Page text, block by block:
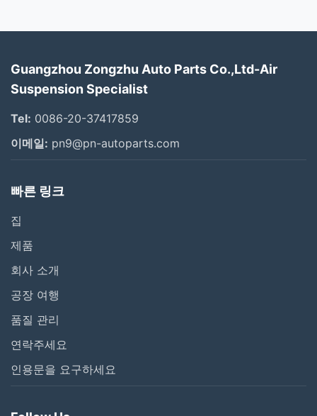
Guangzhou Zongzhu Auto Parts Co.,Ltd-Air
Suspension Specialist
Tel: 0086-20-37417859
이메일: pn9@pn-autoparts.com
빠른 링크
집
제품
회사 소개
공장 여행
품질 관리
연락주세요
인용문을 요구하세요